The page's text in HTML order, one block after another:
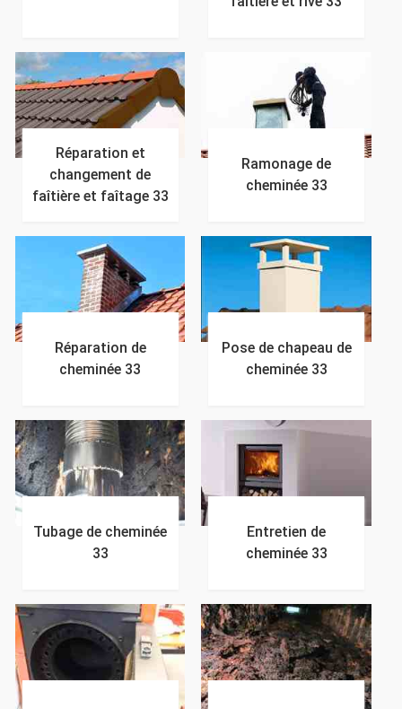
Réparation et
changement de
faîtière et faîtage 33
Ramonage de
cheminée 33
Réparation de
cheminée 33
Pose de chapeau de
cheminée 33
Tubage de cheminée
33
Entretien de
cheminée 33